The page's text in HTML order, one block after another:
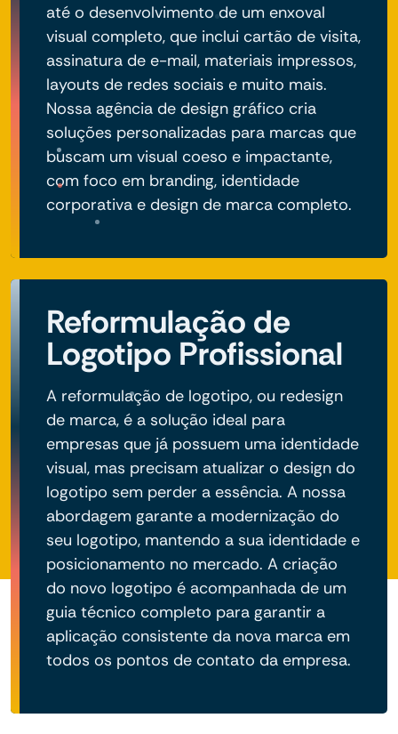
até o desenvolvimento de um enxoval
visual completo, que inclui cartão de visita,
assinatura de e-mail, materiais impressos,
layouts de redes sociais e muito mais.
Nossa agência de design gráfico cria
soluções personalizadas para marcas que
buscam um visual coeso e impactante,
com foco em branding, identidade
corporativa e design de marca completo.
Reformulação de
Logotipo Profissional
A reformulação de logotipo, ou redesign
de marca, é a solução ideal para
empresas que já possuem uma identidade
visual, mas precisam atualizar o design do
logotipo sem perder a essência. A nossa
abordagem garante a modernização do
seu logotipo, mantendo a sua identidade e
posicionamento no mercado. A criação
do novo logotipo é acompanhada de um
guia técnico completo para garantir a
aplicação consistente da nova marca em
todos os pontos de contato da empresa.